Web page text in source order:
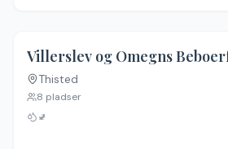
Thisted
8 pladser
🚽